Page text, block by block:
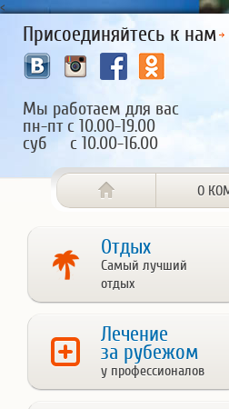
<
Присоединяйтесь к нам
Мы работаем для вас
пн-пт с 10.00-19.00
суб с 10.00-16.00
О
Отдых
Самый лучший
отдых
Лечение
за рубежом
у профессионалов